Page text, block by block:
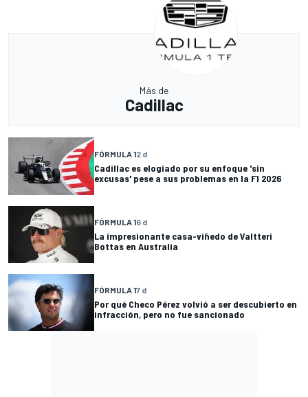
Más de
Cadillac
FÓRMULA 12 d
Cadillac es elogiado por su enfoque 'sin
excusas' pese a sus problemas en la F1 2026
FÓRMULA 16 d
La impresionante casa-viñedo de Valtteri
Bottas en Australia
FÓRMULA 17 d
Por qué Checo Pérez volvió a ser descubierto en
infracción, pero no fue sancionado